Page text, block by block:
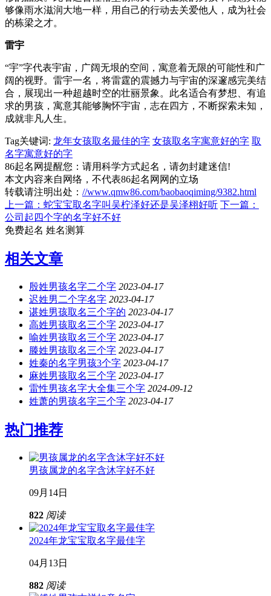
够像雨水滋润大地一样，用自己的行动去关爱他人，成为社会
的栋梁之才。
雷宇
“宇”字代表宇宙，广阔无垠的空间，寓意着无限的可能性和广
阔的视野。雷宇一名，将雷霆的震撼力与宇宙的深邃感完美结
合，展现出一种超越时空的壮丽景象。此名适合有梦想、有追
求的男孩，寓意其能够胸怀宇宙，志在四方，不断探索未知，
成就非凡人生。
Tag关键词: 龙年女孩取名最佳的字 女孩取名字寓意好的字 取
名字寓意好的字
86起名网提醒您：请用科学方式起名，请勿封建迷信!
本文内容来自网络，不代表86起名网网的立场
转载请注明出处： //www.qmw86.com/baobaoqiming/9382.html
上一篇：蛇宝宝取名字叫吴柠泽好还是吴泽栩好听 下一篇：
公司起四个字的名字好不好
免费起名 姓名测算
相关文章
殷姓男孩名字二个字 2023-04-17
迟姓男二个字名字 2023-04-17
谌姓男孩取名三个字的 2023-04-17
高姓男孩取名三个字 2023-04-17
喻姓男孩取名三个字 2023-04-17
滕姓男孩取名三个字 2023-04-17
姓秦的名字男孩3个字 2023-04-17
麻姓男孩取名三个字 2023-04-17
雷性男孩名字大全集三个字 2024-09-12
姓萧的男孩名字三个字 2023-04-17
热门推荐
男孩属龙的名字含沐字好不好
09月14日
822 阅读
2024年龙宝宝取名字最佳字
04月13日
882 阅读